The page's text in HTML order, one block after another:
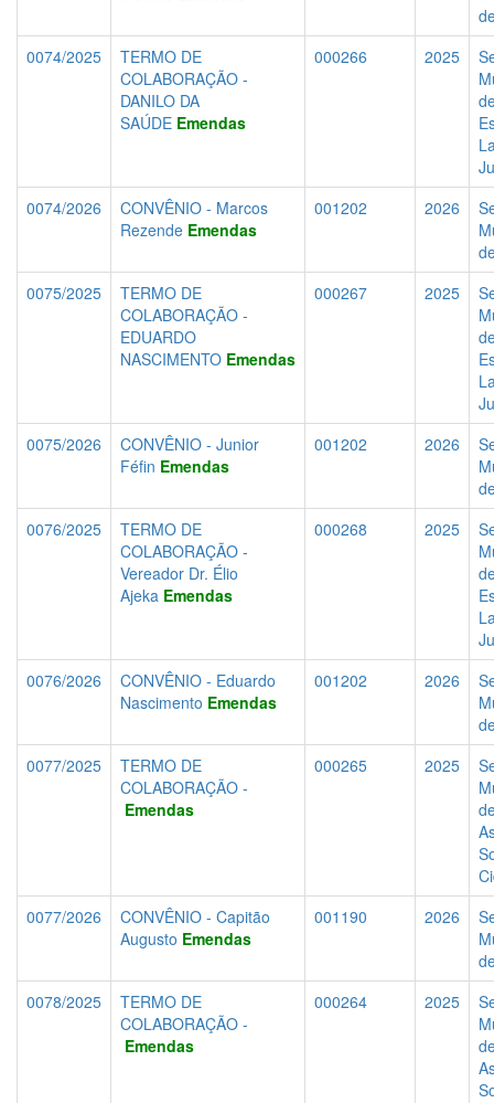
0074/2025
TERMO DE
COLABORAÇÃO -
DANILO DA
SAÚDE Emendas
000266 2025
0074/2026
CONVÊNIO - Marcos
Rezende Emendas
001202 2026
0075/2025
TERMO DE
COLABORAÇÃO -
EDUARDO
NASCIMENTO Emendas
000267 2025
0075/2026
CONVÊNIO - Junior
Féfin Emendas
001202 2026
0076/2025
TERMO DE
COLABORAÇÃO -
Vereador Dr. Élio
Ajeka Emendas
000268 2025
0076/2026
CONVÊNIO - Eduardo
Nascimento Emendas
001202 2026
0077/2025
TERMO DE
COLABORAÇÃO -
Emendas
000265 2025
0077/2026
CONVÊNIO - Capitão
Augusto Emendas
001190 2026
0078/2025
TERMO DE
COLABORAÇÃO -
Emendas
000264 2025